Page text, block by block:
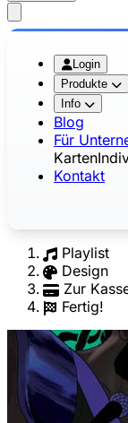
Login
Produkte
Info
Blog
Für
Karten
Kontakt
Playlist
Design
Zur
Fertig!